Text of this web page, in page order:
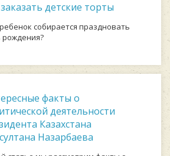
детские торты
собирается праздновать
рождения?
факты о
деятельности
Казахстана
Назарбаева